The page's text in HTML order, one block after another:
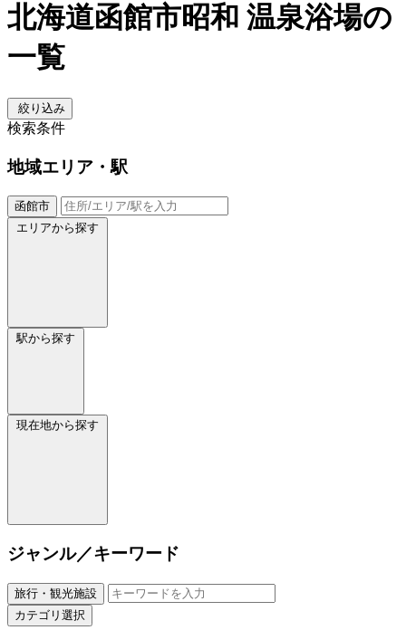
北海道函館市昭和 温泉浴場の
一覧
絞り込み
検索条件
地域エリア・駅
函館市
エリアから探す
駅から探す
現在地から探す
ジャンル／キーワード
旅行・観光施設
カテゴリ選択